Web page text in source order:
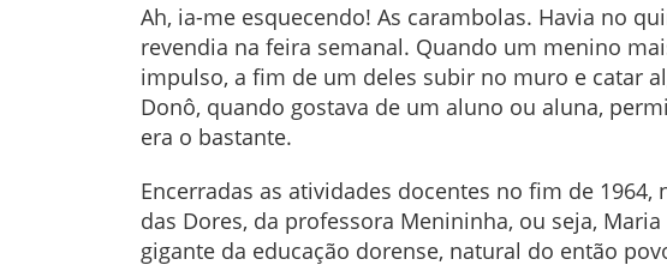
Ah, ia-me esquecendo! As carambolas. Havia no
revendia na feira semanal. Quando um menino
impulso, a fim de um deles subir no muro e catar
Donô, quando gostava de um aluno ou aluna,
era o bastante.
Encerradas as atividades docentes no fim de
das Dores, da professora Menininha, ou seja,
gigante da educação dorense, natural do então